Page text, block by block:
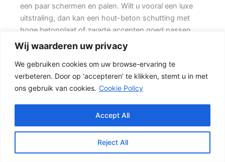
Wij waarderen uw privacy
We gebruiken cookies om uw browse-ervaring te
verbeteren. Door op ‘accepteren’ te klikken, stemt u in met
ons gebruik van cookies. Cookie Policy
Reject All
Accept All
een paar schermen en palen. Wilt u vooral een luxe
uitstraling, dan kan een hout-beton schutting met
hoge betonplaat of zwarte accenten goed passen.
Daarbij spelen ook zaken mee zoals windbelasting,
hoogteverschillen, grondsoort, erfgrens en de
bereikbaarheid van de tuin.
De juiste keuze voor uw tuin
meest gekozen oplossing. {De betonpalen en
betonplaten zorgen voor stabiliteit, terwijl het tuinhout
zorgen voor een natuurlijke uitstraling.} Het resultaat is